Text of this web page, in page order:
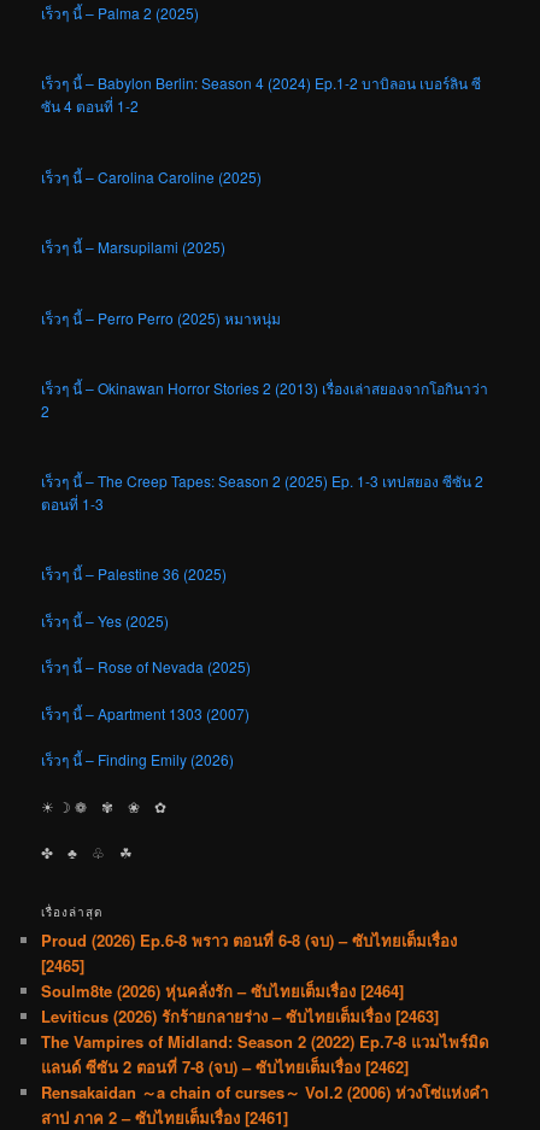
เร็วๆ นี้ – Palma 2 (2025)
เร็วๆ นี้ – Babylon Berlin: Season 4 (2024) Ep.1-2 บาบิลอน เบอร์ลิน ซี
ซัน 4 ตอนที่ 1-2
เร็วๆ นี้ – Carolina Caroline (2025)
เร็วๆ นี้ – Marsupilami (2025)
เร็วๆ นี้ – Perro Perro (2025) หมาหนุ่ม
เร็วๆ นี้ – Okinawan Horror Stories 2 (2013) เรื่องเล่าสยองจากโอกินาว่า
2
เร็วๆ นี้ – The Creep Tapes: Season 2 (2025) Ep. 1-3 เทปสยอง ซีซัน 2
ตอนที่ 1-3
เร็วๆ นี้ – Palestine 36 (2025)
เร็วๆ นี้ – Yes (2025)
เร็วๆ นี้ – Rose of Nevada (2025)
เร็วๆ นี้ – Apartment 1303 (2007)
เร็วๆ นี้ – Finding Emily (2026)
☀︎ ☽ ❁ ✾ ❀ ✿
✤ ♣︎ ♧ ☘︎
เรื่องล่าสุด
Proud (2026) Ep.6-8 พราว ตอนที่ 6-8 (จบ) – ซับไทยเต็มเรื่อง
[2465]
Soulm8te (2026) หุ่นคลั่งรัก – ซับไทยเต็มเรื่อง [2464]
Leviticus (2026) รักร้ายกลายร่าง – ซับไทยเต็มเรื่อง [2463]
The Vampires of Midland: Season 2 (2022) Ep.7-8 แวมไพร์มิด
แลนด์ ซีซัน 2 ตอนที่ 7-8 (จบ) – ซับไทยเต็มเรื่อง [2462]
Rensakaidan ～a chain of curses～ Vol.2 (2006) ห่วงโซ่แห่งคำ
สาป ภาค 2 – ซับไทยเต็มเรื่อง [2461]